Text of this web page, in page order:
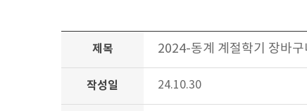
제목 2024-동계 계절학기 장바구
작성일 24.10.30